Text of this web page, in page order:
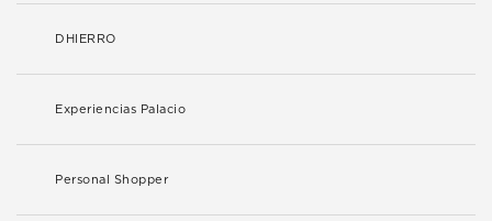
DHIERRO
Experiencias Palacio
Personal Shopper